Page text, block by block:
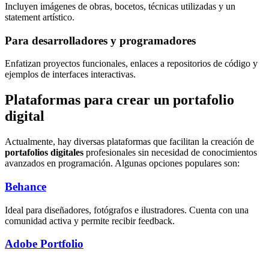
Incluyen imágenes de obras, bocetos, técnicas utilizadas y un
statement artístico.
Para desarrolladores y programadores
Enfatizan proyectos funcionales, enlaces a repositorios de código y
ejemplos de interfaces interactivas.
Plataformas para crear un portafolio
digital
Actualmente, hay diversas plataformas que facilitan la creación de
portafolios digitales profesionales sin necesidad de conocimientos
avanzados en programación. Algunas opciones populares son:
Behance
Ideal para diseñadores, fotógrafos e ilustradores. Cuenta con una
comunidad activa y permite recibir feedback.
Adobe Portfolio